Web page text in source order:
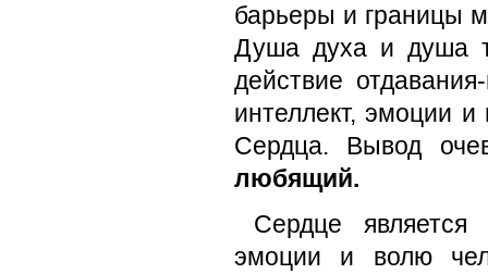
барьеры и границы
Душа духа и душа
действие
интеллект, эмоции
Сердца. Вывод
любящий.
Сердце
эмоции и волю